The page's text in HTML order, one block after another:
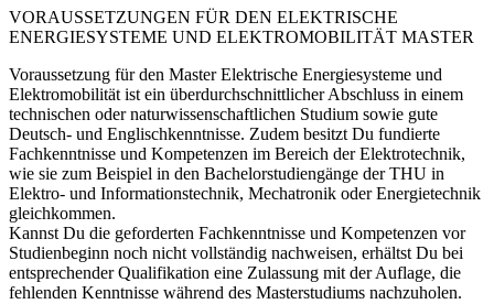
VORAUSSETZUNGEN FÜR DEN ELEKTRISCHE
ENERGIESYSTEME UND ELEKTROMOBILITÄT MASTER
Voraussetzung für den Master Elektrische Energiesysteme und
Elektromobilität ist ein überdurchschnittlicher Abschluss in einem
technischen oder naturwissenschaftlichen Studium sowie gute
Deutsch- und Englischkenntnisse. Zudem besitzt Du fundierte
Fachkenntnisse und Kompetenzen im Bereich der Elektrotechnik,
wie sie zum Beispiel in den Bachelorstudiengänge der THU in
Elektro- und Informationstechnik, Mechatronik oder Energietechnik
gleichkommen.
Kannst Du die geforderten Fachkenntnisse und Kompetenzen vor
Studienbeginn noch nicht vollständig nachweisen, erhältst Du bei
entsprechender Qualifikation eine Zulassung mit der Auflage, die
fehlenden Kenntnisse während des Masterstudiums nachzuholen.